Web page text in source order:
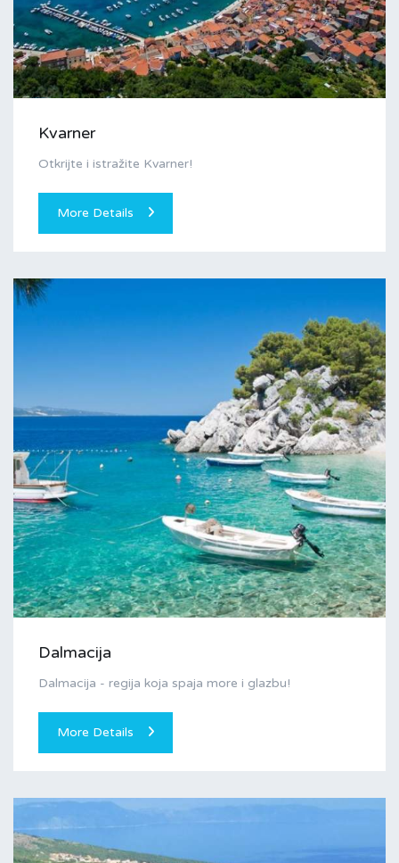
Kvarner
Otkrijte i istražite Kvarner!
More Details
Dalmacija
Dalmacija - regija koja spaja more i glazbu!
More Details